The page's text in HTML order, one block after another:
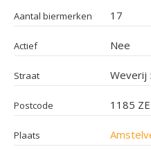
Aantal biermerken 17
Actief Nee
Straat Weverij
Postcode 1185 ZE
Plaats